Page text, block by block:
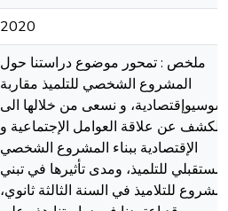
2020
ملخص : تمحور موضوع دراستنا حول
المشروع الشخصي للتلميذ مقاربة
سوسيوإقتصادية، و نسعى من خلالها الى
الكشف عن علاقة العوامل الإجتماعية و
الإقتصادية ببناء المشروع الشخصي
للتلميذ، ومدى تأثيرها في تبني
للتلاميذ في السنة الثالثة ثانوي،